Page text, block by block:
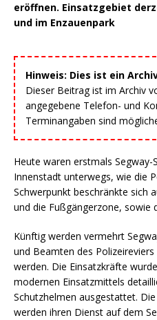
eröffnen. Einsatzgebiet
und im Enzauenpark
Hinweis: Dies ist ein
Dieser Beitrag ist im Archiv
angegebene Telefon- und
Terminangaben sind
Heute waren erstmals
Innenstadt unterwegs, wie die
Schwerpunkt beschränkte sich
und die Fußgängerzone, sowie
Künftig werden vermehrt
und Beamten des
werden. Die Einsatzkräfte
modernen Einsatzmittels
Schutzhelmen ausgestattet.
werden ihren Dienst auf dem